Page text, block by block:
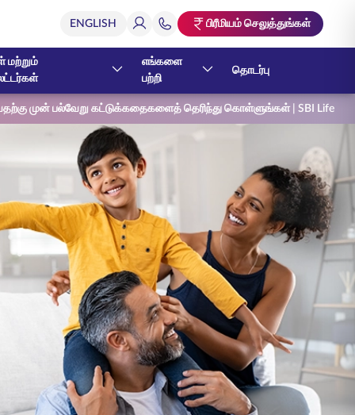
பிரீமியம் செலுத்துங்கள்
மற்றும்
எங்களை
பற்றி
தொடர்பு
முன் பல்வேறு கட்டுக்கதைகளைத் தெரிந்து கொள்ளுங்கள் | SBI Life